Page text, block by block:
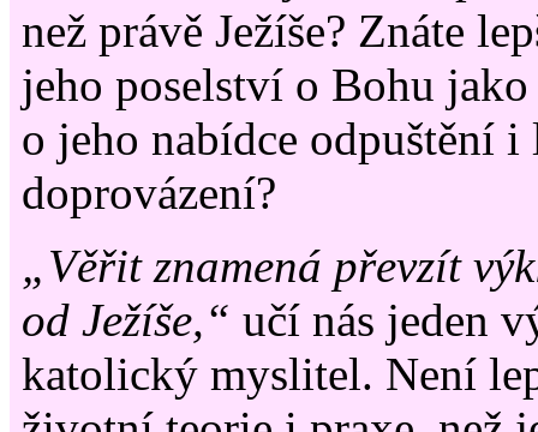
než právě Ježíše? Znáte
jeho poselství o Bohu
o jeho nabídce odpuštění i
doprovázení?
„Věřit znamená převzít
od Ježíše,“ učí nás jeden
katolický myslitel. Není